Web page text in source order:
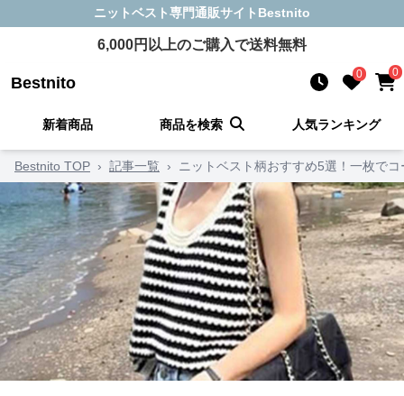
ニットベスト専門通販サイト Bestnito
6,000円以上のご購入で送料無料
Bestnito 0 0
新着商品 商品を検索 人気ランキング
Bestnito TOP › 記事一覧 › ニットベスト柄おすすめ5選！一枚で